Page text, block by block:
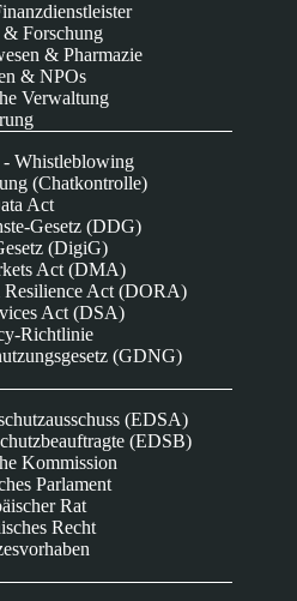
Forschung
& Pharmazie
& NPOs
Verwaltung
- Whistleblowing
(Chatkontrolle)
Act
Gesetz (DDG)
(DigiG)
Act (DMA)
Act (DORA)
Act (DSA)
Richtlinie
(GDNG)
(EDSA)
(EDSB)
Kommission
Parlament
Rat
Recht